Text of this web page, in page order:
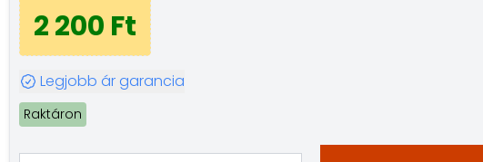
2 200 Ft
Legjobb ár garancia
Raktáron